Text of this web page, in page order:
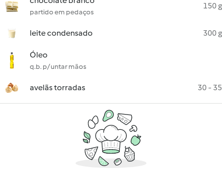
partido em pedaços
150 g
leite condensado 300 g
Óleo
q.b. p/ untar mãos
avelãs torradas 30 - 35